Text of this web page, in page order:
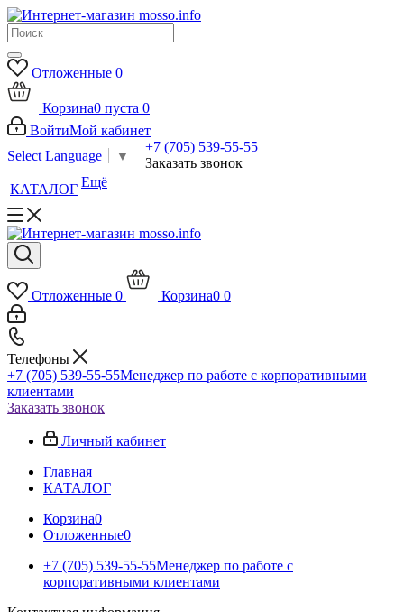
Отложенные 0
Корзина0 пуста 0
ВойтиМой кабинет
Select Language
▼
+7 (705) 539-55-55
Заказать звонок
КАТАЛОГ Ещё
Отложенные 0 Корзина0 0
Телефоны
+7 (705) 539-55-55Менеджер по работе с корпоративными
клиентами
Заказать звонок
Личный кабинет
Главная
КАТАЛОГ
Корзина0
Отложенные0
+7 (705) 539-55-55Менеджер по работе с
корпоративными клиентами